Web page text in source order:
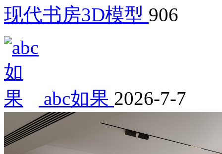
现代书房3D模型 906
abc如果 2026-7-7